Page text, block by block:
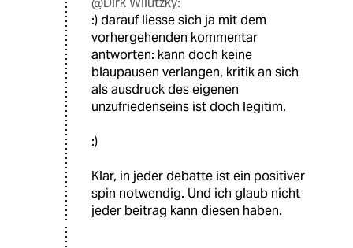
:) darauf liesse sich ja mit dem
vorhergehenden kommentar
antworten: kann doch keine
blaupausen verlangen, kritik an sich
als ausdruck des eigenen
unzufriedenseins ist doch legitim.
:)
Klar, in jeder debatte ist ein positiver
spin notwendig. Und ich glaub nicht
jeder beitrag kann diesen haben.